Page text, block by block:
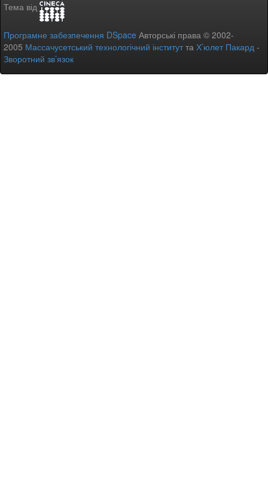
Тема від
Програмне забезпечення DSpace Авторські права © 2002-
2005 Массачусетський технологічний інститутта Х’юлет Пакард -
Зворотний зв’язок